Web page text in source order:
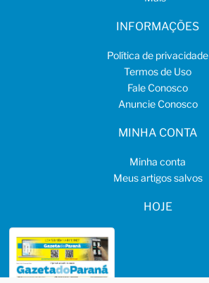
INFORMAÇÕES
Política de privacidade
Termos de Uso
Fale Conosco
Anuncie Conosco
MINHA CONTA
Minha conta
Meus artigos salvos
HOJE